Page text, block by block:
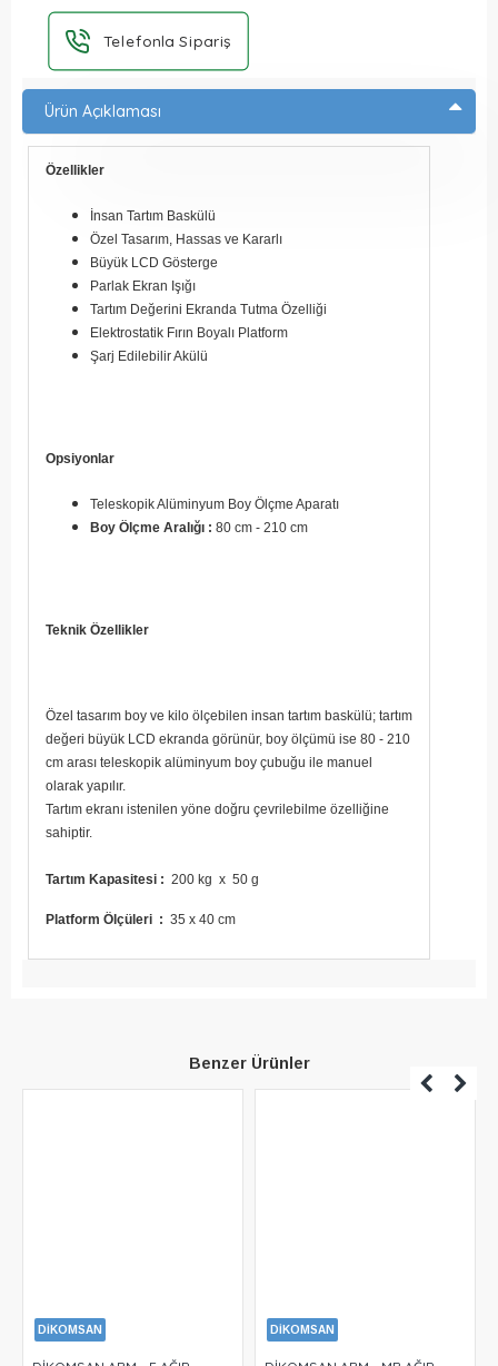
Telefonla Sipariş
Ürün Açıklaması
Özellikler
İnsan Tartım Baskülü
Özel Tasarım, Hassas ve Kararlı
Büyük LCD Gösterge
Parlak Ekran Işığı
Tartım Değerini Ekranda Tutma Özelliği
Elektrostatik Fırın Boyalı Platform
Şarj Edilebilir Akülü
Opsiyonlar
Teleskopik Alüminyum Boy Ölçme Aparatı
Boy Ölçme Aralığı : 80 cm - 210 cm
Teknik Özellikler
Özel tasarım boy ve kilo ölçebilen insan tartım baskülü; tartım
değeri büyük LCD ekranda görünür, boy ölçümü ise 80 - 210
cm arası teleskopik alüminyum boy çubuğu ile manuel
olarak yapılır.
Tartım ekranı istenilen yöne doğru çevrilebilme özelliğine
sahiptir.
Tartım Kapasitesi : 200 kg x 50 g
Platform Ölçüleri : 35 x 40 cm
Benzer Ürünler
DİKOMSAN DİKOMSAN